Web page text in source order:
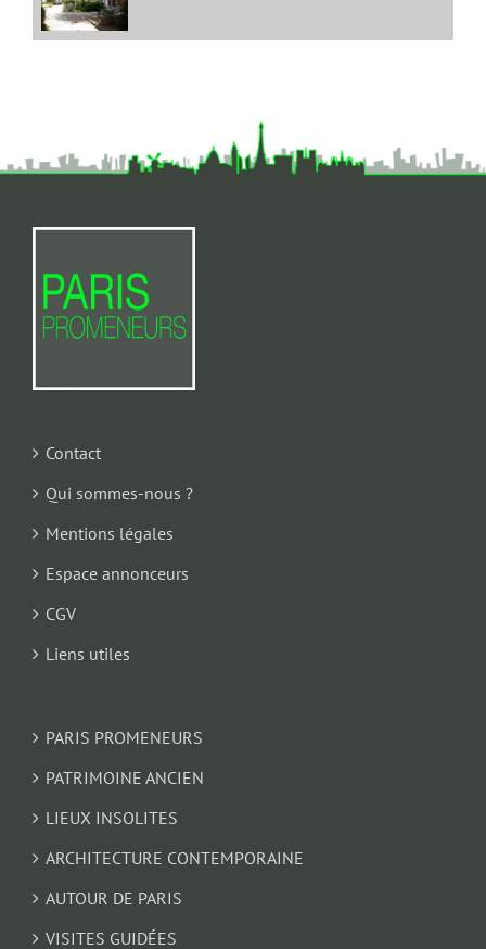
Contact
Qui sommes-nous ?
Mentions légales
Espace annonceurs
CGV
Liens utiles
PARIS PROMENEURS
PATRIMOINE ANCIEN
LIEUX INSOLITES
ARCHITECTURE CONTEMPORAINE
AUTOUR DE PARIS
VISITES GUIDÉES